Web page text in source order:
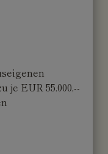
EUR 55.000,--